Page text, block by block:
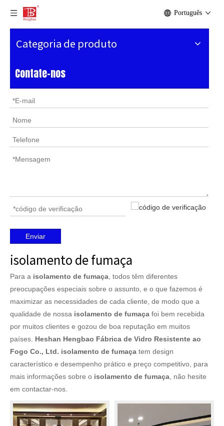
Português
Categoria de produto
Contate-nos
Enviar
isolamento de fumaça
Para a isolamento de fumaça , todos têm diferentes
preocupações especiais sobre o assunto, e o que fazemos é
maximizar as necessidades de cada cliente, de modo que a
qualidade de nossa isolamento de fumaça foi bem recebida
por muitos clientes e gozou de boa reputação em muitos
países. Heshan Hengbao Fábrica de Vidro Resistente ao
Fogo Co., Ltd. isolamento de fumaça tem design
característico e desempenho prático e preço competitivo, para
mais informações sobre o isolamento de fumaça , não hesite
em contactar-nos.